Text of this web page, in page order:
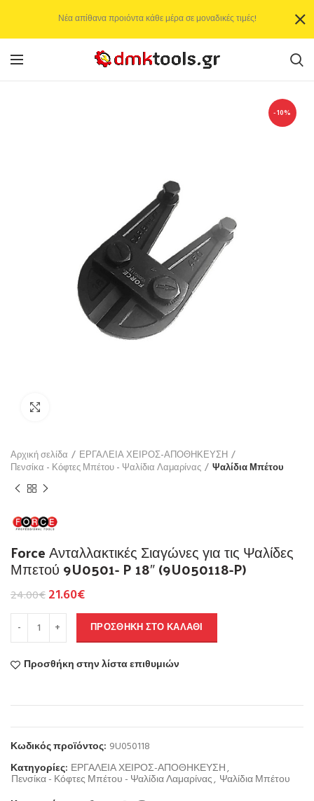
-10%
Αρχική σελίδα
ΕΡΓΑΛΕΙΑ ΧΕΙΡΟΣ-ΑΠΟΘΗΚΕΥΣΗ
Πενσίκα - Κόφτες Μπέτου - Ψαλίδια Λαμαρίνας
Ψαλίδια Μπέτου
Force Ανταλλακτικές Σιαγώνες για τις Ψαλίδες
Μπετού 9U0501- P 18″ (9U050118-P)
24.00€21.60€
ΠΡΟΣΘΉΚΗ ΣΤΟ ΚΑΛΆΘΙ
Προσθήκη στην λίστα επιθυμιών
Κωδικός προϊόντος: 9U050118
Κατηγορίες: ΕΡΓΑΛΕΙΑ ΧΕΙΡΟΣ-ΑΠΟΘΗΚΕΥΣΗ,
Πενσίκα - Κόφτες Μπέτου - Ψαλίδια Λαμαρίνας, Ψαλίδια Μπέτου
Νέα απίθανα προιόντα κάθε μέρα σε μοναδικές τιμές!